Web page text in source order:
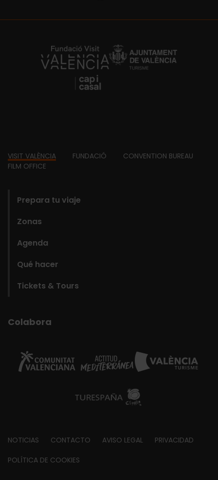
https://fundacion.visitvalencia.com/
Footer
VISIT VALÈNCIA FUNDACIÓ
CONVENTION BUREAU
FILM OFFICE
Prepara tu viaje
Zonas
Agenda
Qué hacer
Tickets & Tours
Colabora
Footer
about
NOTICIAS CONTACTO AVISO LEGAL PRIVACIDAD
POLÍTICA DE COOKIES